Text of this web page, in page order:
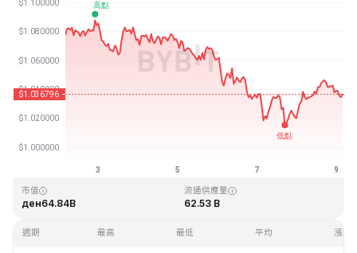
歷史最高價格
市值
ден64.84B
流通供應量
62.53 B
週期 最高 最低 平均 漲跌